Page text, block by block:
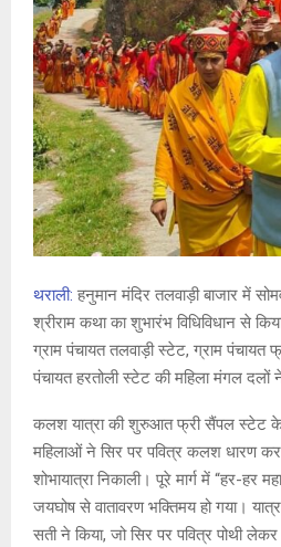
थराली: हनुमान मंदिर तलवाड़ी बाजार में
श्रीराम कथा का शुभारंभ विधिविधान से
ग्राम पंचायत तलवाड़ी स्टेट, ग्राम पंचायत
पंचायत हरतोली स्टेट की महिला मंगल दलों
कलश यात्रा की शुरुआत फ्री सैंपल स्टेट
महिलाओं ने सिर पर पवित्र कलश धारण
शोभायात्रा निकाली। पूरे मार्ग में “हर-हर
जयघोष से वातावरण भक्तिमय हो गया।
सती ने किया, जो सिर पर पवित्र पोथी